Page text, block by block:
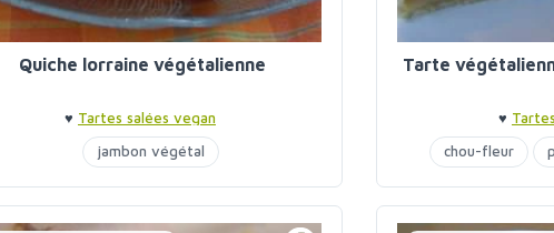
Quiche lorraine végétalienne
♥ Tartes salées vegan
jambon végétal
Tarte
♥
chou-fleur